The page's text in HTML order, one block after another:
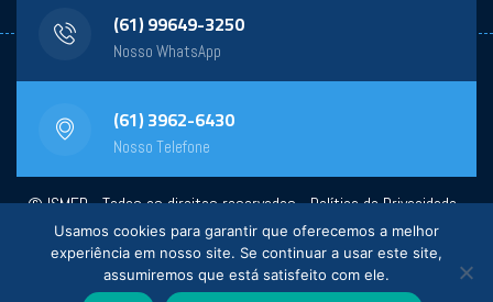
(61) 99649-3250
Nosso WhatsApp
(61) 3962-6430
Nosso Telefone
© ISMEP - Todos os direitos reservados -Política de Privacidade-
Powered by:General Design
Usamos cookies para garantir que oferecemos a melhor
experiência em nosso site. Se continuar a usar este site,
assumiremos que está satisfeito com ele.